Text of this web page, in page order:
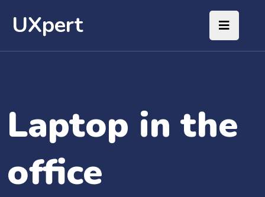
UXpert
Laptop in the
office